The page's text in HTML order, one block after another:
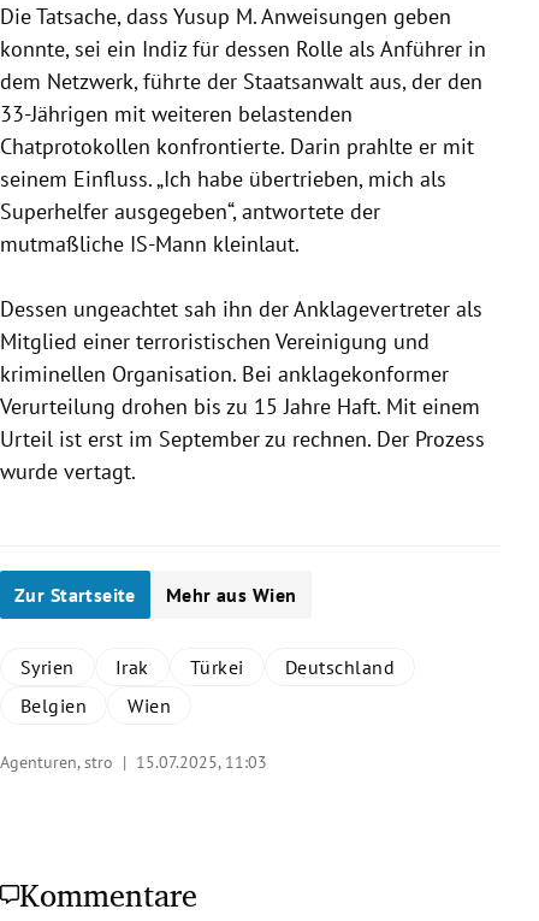
Die Tatsache, dass Yusup M. Anweisungen geben
konnte, sei ein Indiz für dessen Rolle als Anführer in
dem Netzwerk, führte der Staatsanwalt aus, der den
33-Jährigen mit weiteren belastenden
Chatprotokollen konfrontierte. Darin prahlte er mit
seinem Einfluss. „Ich habe übertrieben, mich als
Superhelfer ausgegeben“, antwortete der
mutmaßliche IS-Mann kleinlaut.
Dessen ungeachtet sah ihn der Anklagevertreter als
Mitglied einer terroristischen Vereinigung und
kriminellen Organisation. Bei anklagekonformer
Verurteilung drohen bis zu 15 Jahre Haft. Mit einem
Urteil ist erst im September zu rechnen. Der Prozess
wurde vertagt.
Zur Startseite Mehr aus Wien
Syrien Irak Türkei
Deutschland
Belgien
Wien
Agenturen, stro | 15.07.2025, 11:03
Kommentare